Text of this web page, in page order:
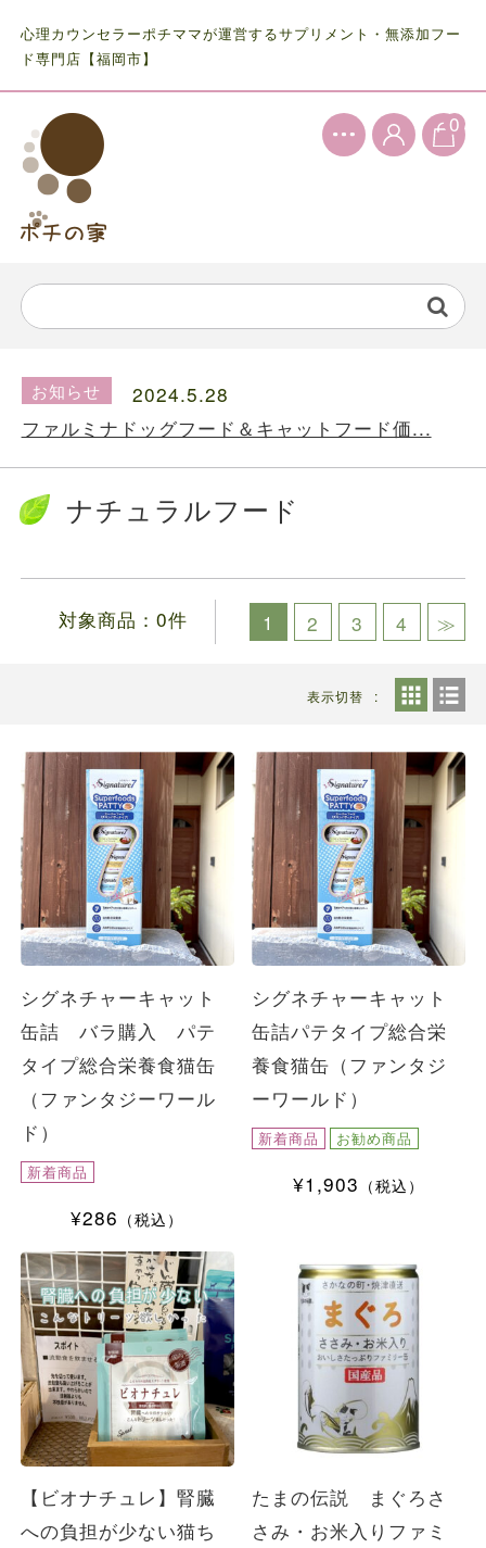
心理カウンセラーポチママが運営するサプリメント・無添加フー
ド専門店【福岡市】
0
お知らせ
2024.5.28
お知らせ
2024.10.7
送料の価格変更のお知らせ...
2024.5.28
ファルミナドッグフード＆キャットフード価...
お知らせ
2024.10.7
2024.5.28
ファルミナドッグフード＆キャットフード価...
ナチュラルフード
1 2 3 4 ≫
対象商品：0件
表示切替
シグネチャーキャット
缶詰 バラ購入 パテ
タイプ総合栄養食猫缶
（ファンタジーワール
ド）
新着商品
¥286 （税込）
シグネチャーキャット
缶詰パテタイプ総合栄
養食猫缶（ファンタジ
ーワールド）
新着商品 お勧め商品
¥1,903 （税込）
【ビオナチュレ】腎臓
への負担が少ない猫ち
たまの伝説 まぐろさ
さみ・お米入りファミ